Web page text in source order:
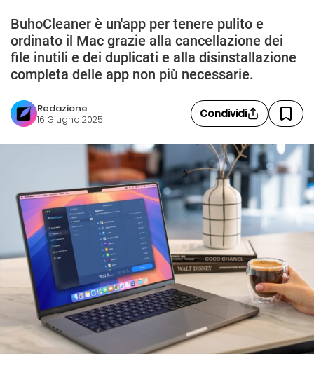
BuhoCleaner è un'app per tenere pulito e
ordinato il Mac grazie alla cancellazione dei
file inutili e dei duplicati e alla disinstallazione
completa delle app non più necessarie.
Redazione
16 Giugno 2025 Condividi